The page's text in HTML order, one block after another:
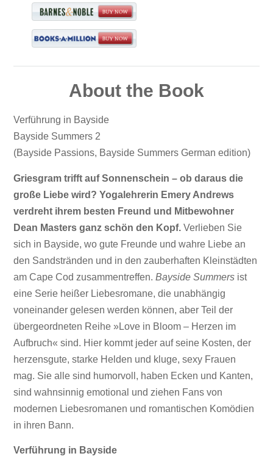
About the Book
Verführung in Bayside
Bayside Summers 2
(Bayside Passions, Bayside Summers German edition)
Griesgram trifft auf Sonnenschein – ob daraus die
große Liebe wird? Yogalehrerin Emery Andrews
verdreht ihrem besten Freund und Mitbewohner
Dean Masters ganz schön den Kopf. Verlieben Sie
sich in Bayside, wo gute Freunde und wahre Liebe an
den Sandstränden und in den zauberhaften Kleinstädten
am Cape Cod zusammentreffen.Bayside Summers ist
eine Serie heißer Liebesromane, die unabhängig
voneinander gelesen werden können, aber Teil der
übergeordneten Reihe »Love in Bloom – Herzen im
Aufbruch« sind. Hier kommt jeder auf seine Kosten, der
herzensgute, starke Helden und kluge, sexy Frauen
mag. Sie alle sind humorvoll, haben Ecken und Kanten,
sind wahnsinnig emotional und ziehen Fans von
modernen Liebesromanen und romantischen Komödien
in ihren Bann.
Verführung in Bayside